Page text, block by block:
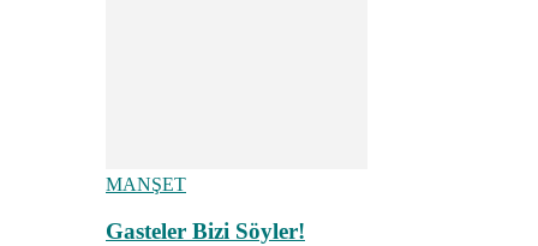
MANŞET
Gasteler Bizi Söyler!